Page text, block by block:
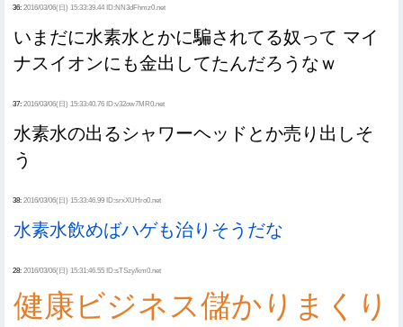
36: 2016/03/06(日) 15:33:39.44 ID:NN3dFhmz0.net
いまだに水素水とかに騙されてる奴って マイ
ナスイオンにも金出してたんだろうなｗ
37: 2016/03/06(日) 15:33:40.76 ID:v32ow7MR0.net
水素水の出るシャワーヘッドとか売り出しそ
う
38: 2016/03/06(日) 15:33:46.99 ID:srxXUHro0.net
水素水飲めばハゲも治りそうだな
28: 2016/03/06(日) 15:31:46.55 ID:sTSzy/km0.net
健康ビジネス儲かりまくり